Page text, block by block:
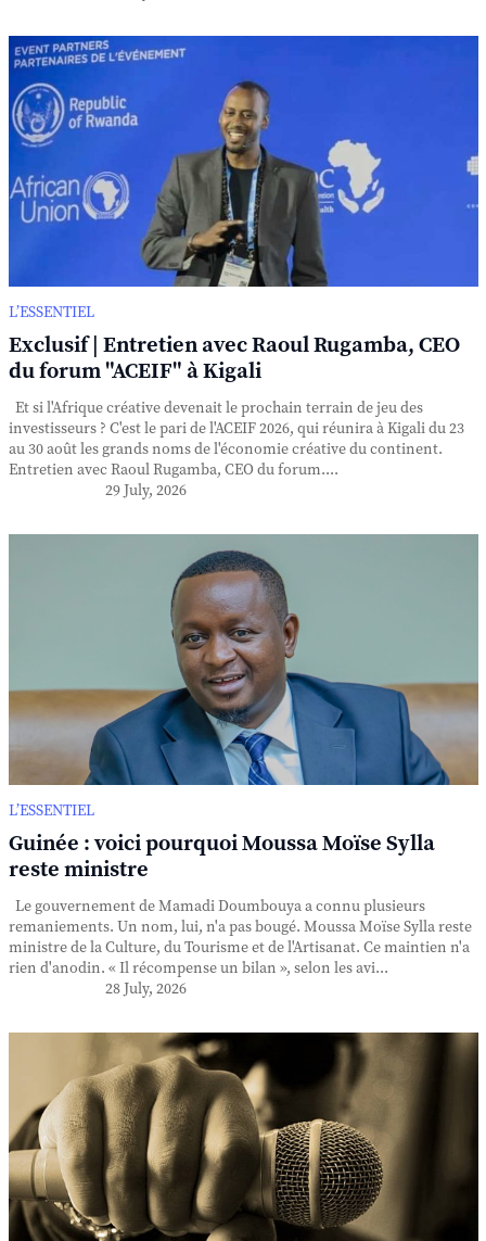
L’ESSENTIEL
Exclusif | Entretien avec Raoul Rugamba, CEO
du forum "ACEIF" à Kigali
Et si l'Afrique créative devenait le prochain terrain de jeu des
investisseurs ? C'est le pari de l'ACEIF 2026, qui réunira à Kigali du 23
au 30 août les grands noms de l'économie créative du continent.
Entretien avec Raoul Rugamba, CEO du forum....
29 July, 2026
L’ESSENTIEL
Guinée : voici pourquoi Moussa Moïse Sylla
reste ministre
Le gouvernement de Mamadi Doumbouya a connu plusieurs
remaniements. Un nom, lui, n'a pas bougé. Moussa Moïse Sylla reste
ministre de la Culture, du Tourisme et de l'Artisanat. Ce maintien n'a
rien d'anodin. « Il récompense un bilan », selon les avi...
28 July, 2026